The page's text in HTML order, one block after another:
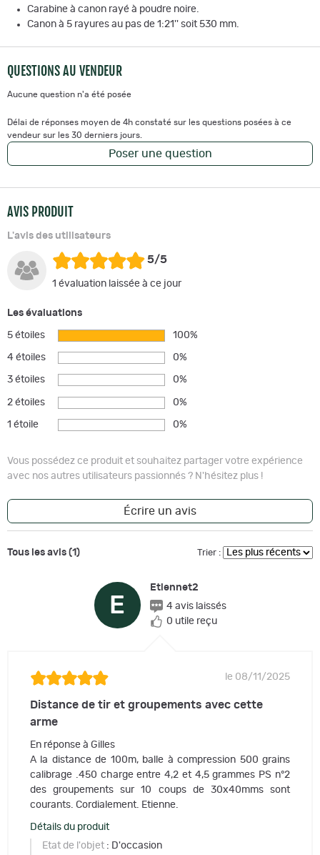
Carabine à canon rayé à poudre noire.
Canon à 5 rayures au pas de 1:21'' soit 530 mm.
QUESTIONS AU VENDEUR
Aucune question n'a été posée
Délai de réponses moyen de 4h constaté sur les questions posées à ce
vendeur sur les 30 derniers jours.
Poser une question
AVIS PRODUIT
L'avis des utilisateurs
5/5
1 évaluation laissée à ce jour
Les évaluations
5 étoiles 100%
4 étoiles 0%
3 étoiles 0%
2 étoiles 0%
1 étoile 0%
Vous possédez ce produit et souhaitez partager votre expérience
avec nos autres utilisateurs passionnés ? N'hésitez plus !
Écrire un avis
Tous les avis (1) Trier :
E
Etiennet2
4 avis laissés
0 utile reçu
le 08/11/2025
Distance de tir et groupements avec cette
arme
En réponse à Gilles
A la distance de 100m, balle à compression 500 grains
calibrage .450 charge entre 4,2 et 4,5 grammes PS n°2
des groupements sur 10 coups de 30x40mms sont
courants. Cordialement. Etienne.
Détails du produit
Etat de l'objet : D'occasion